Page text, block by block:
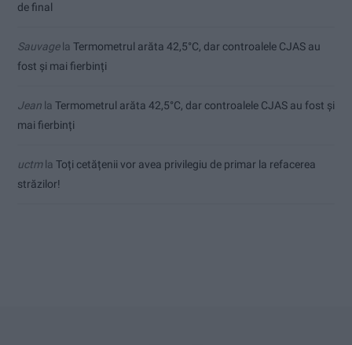
de final
Sauvagela Termometrul arăta 42,5°C, dar controalele CJAS au
fost și mai fierbinți
Jean la Termometrul arăta 42,5°C, dar controalele CJAS au fost și
mai fierbinți
uctmla Toți cetățenii vor avea privilegiu de primar la refacerea
străzilor!